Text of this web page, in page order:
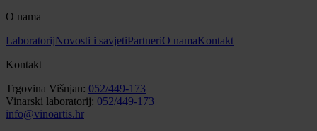
O nama
LaboratorijNovosti i savjetiPartneriO namaKontakt
Kontakt
Trgovina Višnjan: 052/449-173
Vinarski laboratorij: 052/449-173
info@vinoartis.hr